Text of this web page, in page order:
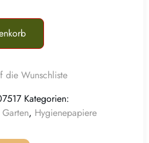
die Wunschliste
Kategorien:
, Hygienepapiere